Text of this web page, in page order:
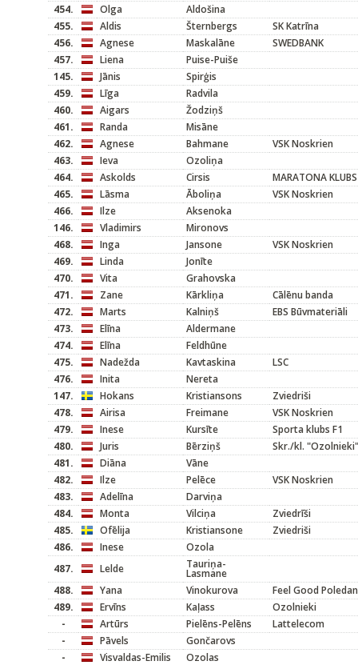
454.
Olga
Aldošina
455.
Aldis Šternbergs
SK Katrīna
456.
Agnese Maskalāne
SWEDBANK
457.
Liena
Puise-Puiše
145.
Jānis
Spirģis
459.
Līga
Radvila
460.
Aigars
Žodziņš
461.
Randa
Misāne
462.
Agnese Bahmane
VSK Noskrien
463.
Ieva
Ozoliņa
464.
Askolds Cirsis
MARATONA KLUBS
465.
Lāsma Āboliņa
VSK Noskrien
466.
Ilze
Aksenoka
146.
Vladimirs
Mironovs
468.
Inga Jansone
VSK Noskrien
469.
Linda
Jonīte
470.
Vita
Grahovska
471.
Zane Kārkliņa
Cālēnu banda
472.
Marts Kalniņš
EBS Būvmateriāli
473.
Elīna
Aldermane
474.
Elīna
Feldhūne
475.
Nadežda Kavtaskina
LSC
476.
Inita
Nereta
147.
Hokans Kristiansons
Zviedriši
478.
Airisa Freimane
VSK Noskrien
479.
Inese Kursīte
Sporta klubs F1
480.
Juris Bērziņš
Skr./kl. "Ozolnieki"
481.
Diāna
Vāne
482.
Ilze Pelēce
VSK Noskrien
483.
Adelīna
Darviņa
484.
Monta Vilciņa
Zviedrīši
485.
Ofēlija Kristiansone
Zviedriši
486.
Inese
Ozola
487.
Lelde Tauriņa-
Lasmane
488.
Yana Vinokurova
Feel Good
489.
Ervīns Kaļass
Ozolnieki
-
Artūrs Pielēns-Pelēns
Lattelecom
-
Pāvels
Gončarovs
-
Visvaldas-Emilis Ozolas